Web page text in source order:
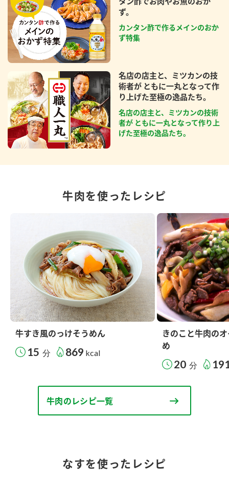
ず。
カンタン酢で作るメインのおか
ず特集
名店の店主と、ミツカンの技
術者が ともに一丸となって作
り上げた至極の逸品たち。
名店の店主と、ミツカンの技術
者が ともに一丸となって作り上
げた至極の逸品たち。
牛肉を使ったレシピ
牛すき風のっけそうめん
15 分 869 kcal
きのこと牛肉の
め
20 分
牛肉のレシピ一覧
なすを使ったレシピ